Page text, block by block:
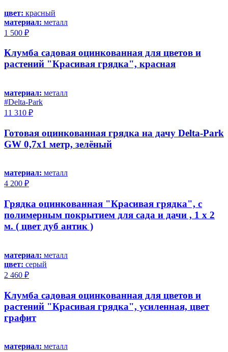
цвет: красный
материал: металл
1 500 ₽
Клумба садовая оцинкованная для цветов и
растений "Красивая грядка", красная
материал: металл
#Delta-Park
11 310 ₽
Готовая оцинкованная грядка на дачу Delta-Park
GW 0,7x1 метр, зелёный
материал: металл
4 200 ₽
Грядка оцинкованная "Красивая грядка", с
полимерным покрытием для сада и дачи , 1 х 2
м. ( цвет дуб антик )
материал: металл
цвет: серый
2 460 ₽
Клумба садовая оцинкованная для цветов и
растений "Красивая грядка", усиленная, цвет
графит
материал: металл